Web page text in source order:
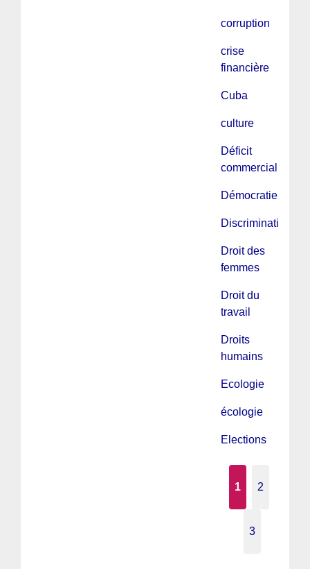
corruption
crise
financière
Cuba
culture
Déficit
commercial
Démocratie
Discriminations
Droit des
femmes
Droit du
travail
Droits
humains
Ecologie
écologie
Elections
1 2
3